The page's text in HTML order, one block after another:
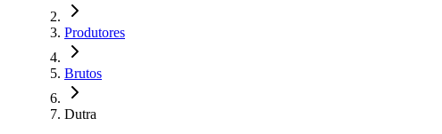
Produtores
Brutos
Dutra